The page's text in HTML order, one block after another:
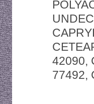
42090,
77492,